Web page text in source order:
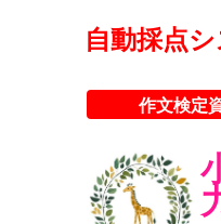
自動採点
作文検定